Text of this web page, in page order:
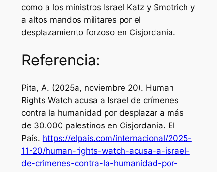
como a los ministros Israel Katz y Smotrich y
a altos mandos militares por el
desplazamiento forzoso en Cisjordania.
Referencia:
Pita, A. (2025a, noviembre 20). Human
Rights Watch acusa a Israel de crímenes
contra la humanidad por desplazar a más
de 30.000 palestinos en Cisjordania. El
País. https://elpais.com/internacional/2025-
11-20/human-rights-watch-acusa-a-israel-
de-crimenes-contra-la-humanidad-por-